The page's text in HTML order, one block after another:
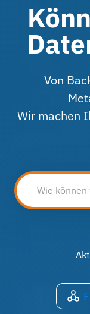
Von
Wir machen